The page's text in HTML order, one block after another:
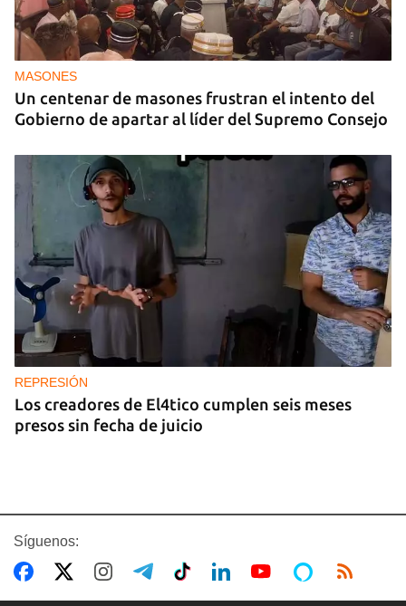
MASONES
Un centenar de masones frustran el intento del
Gobierno de apartar al líder del Supremo Consejo
REPRESIÓN
Los creadores de El4tico cumplen seis meses
presos sin fecha de juicio
Síguenos: